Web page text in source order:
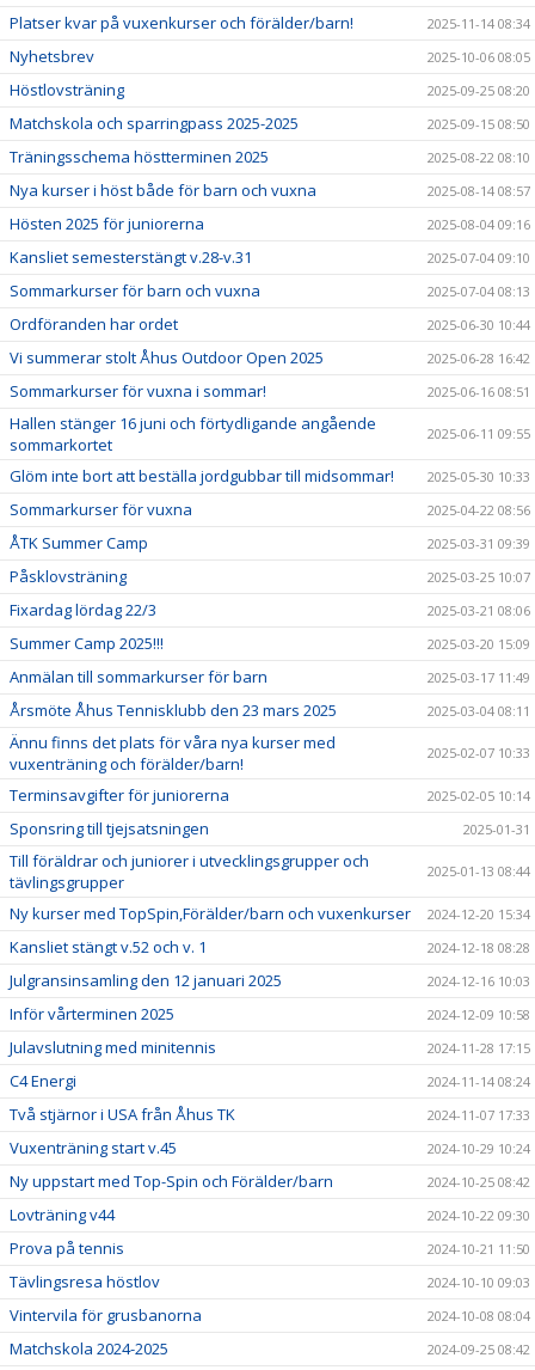
Platser kvar på vuxenkurser och förälder/barn! 2025-11-14 08:34
Nyhetsbrev 2025-10-06 08:05
Höstlovsträning 2025-09-25 08:20
Matchskola och sparringpass 2025-2025 2025-09-15 08:50
Träningsschema höstterminen 2025 2025-08-22 08:10
Nya kurser i höst både för barn och vuxna 2025-08-14 08:57
Hösten 2025 för juniorerna 2025-08-04 09:16
Kansliet semesterstängt v.28-v.31 2025-07-04 09:10
Sommarkurser för barn och vuxna 2025-07-04 08:13
Ordföranden har ordet 2025-06-30 10:44
Vi summerar stolt Åhus Outdoor Open 2025 2025-06-28 16:42
Sommarkurser för vuxna i sommar! 2025-06-16 08:51
Hallen stänger 16 juni och förtydligande angående
sommarkortet
2025-06-11 09:55
Glöm inte bort att beställa jordgubbar till midsommar! 2025-05-30 10:33
Sommarkurser för vuxna 2025-04-22 08:56
ÅTK Summer Camp 2025-03-31 09:39
Påsklovsträning 2025-03-25 10:07
Fixardag lördag 22/3 2025-03-21 08:06
Summer Camp 2025!!! 2025-03-20 15:09
Anmälan till sommarkurser för barn 2025-03-17 11:49
Årsmöte Åhus Tennisklubb den 23 mars 2025 2025-03-04 08:11
Ännu finns det plats för våra nya kurser med
vuxenträning och förälder/barn!
2025-02-07 10:33
Terminsavgifter för juniorerna 2025-02-05 10:14
Sponsring till tjejsatsningen 2025-01-31
Till föräldrar och juniorer i utvecklingsgrupper och
tävlingsgrupper
2025-01-13 08:44
Ny kurser med TopSpin,Förälder/barn och vuxenkurser 2024-12-20 15:34
Kansliet stängt v.52 och v. 1 2024-12-18 08:28
Julgransinsamling den 12 januari 2025 2024-12-16 10:03
Inför vårterminen 2025 2024-12-09 10:58
Julavslutning med minitennis 2024-11-28 17:15
C4 Energi 2024-11-14 08:24
Två stjärnor i USA från Åhus TK 2024-11-07 17:33
Vuxenträning start v.45 2024-10-29 10:24
Ny uppstart med Top-Spin och Förälder/barn 2024-10-25 08:42
Lovträning v44 2024-10-22 09:30
Prova på tennis 2024-10-21 11:50
Tävlingsresa höstlov 2024-10-10 09:03
Vintervila för grusbanorna 2024-10-08 08:04
Matchskola 2024-2025 2024-09-25 08:42